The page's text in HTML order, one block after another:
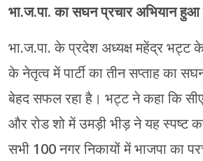
भा.ज.पा. का सघन प्रचार अभियान
भा.ज.पा. के प्रदेश अध्यक्ष महेंद्र भट्ट
के नेतृत्व में पार्टी का तीन सप्ताह का
बेहद सफल रहा है। भट्ट ने कहा कि
और रोड शो में उमड़ी भीड़ ने यह स्पष्ट
सभी 100 नगर निकायों में भाजपा का